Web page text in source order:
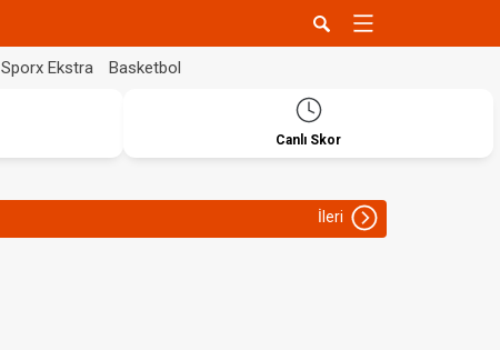
Sporx Ekstra Basketbol
Canlı Skor
İleri